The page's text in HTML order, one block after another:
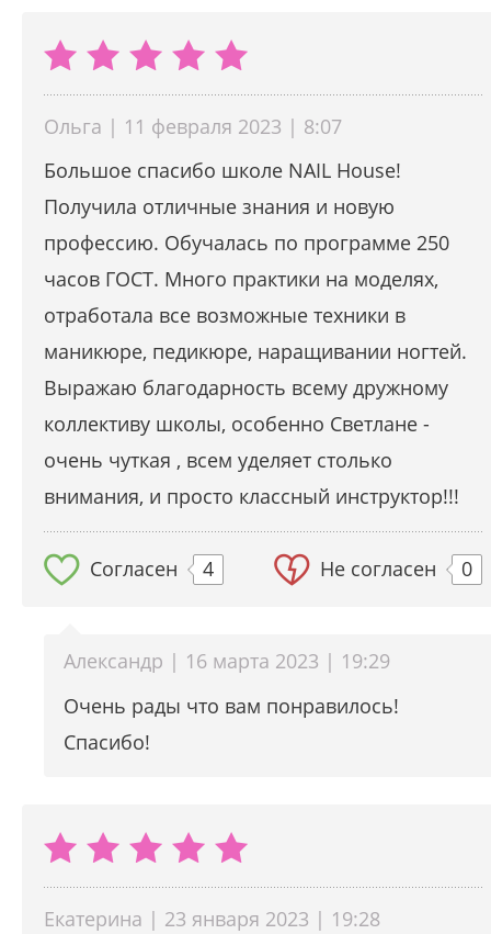
Ольга | 11 февраля 2023 | 8:07
Большое спасибо школе NAIL House!
Получила отличные знания и новую
профессию. Обучалась по программе 250
часов ГОСТ. Много практики на моделях,
отработала все возможные техники в
маникюре, педикюре, наращивании ногтей.
Выражаю благодарность всему дружному
коллективу школы, особенно Светлане -
очень чуткая , всем уделяет столько
внимания, и просто классный инструктор!!!
Согласен 4 Не согласен 0
Александр | 16 марта 2023 | 19:29
Очень рады что вам понравилось!
Спасибо!
Екатерина | 23 января 2023 | 19:28